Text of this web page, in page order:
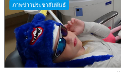
ภาพข่าวประชาสัมพันธ์